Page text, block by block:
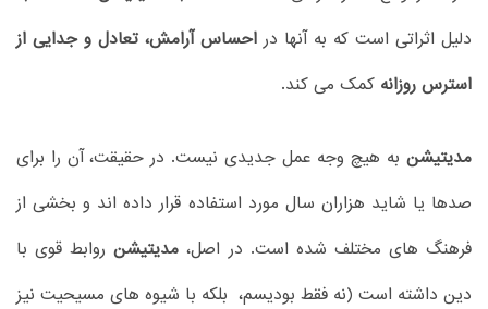
دلیل اثراتی است که به آنها در احساس آرامش، تعادل و جدایی از
استرس روزانه کمک می کند.
مدیتیشن به هیچ وجه عمل جدیدی نیست. در حقیقت، آن را برای
صدها یا شاید هزاران سال مورد استفاده قرار داده اند و بخشی از
فرهنگ های مختلف شده است. در اصل،مدیتیشنروابط قوی با
دین داشته است (نه فقط بودیسم، بلکه با شیوه های مسیحیت نیز